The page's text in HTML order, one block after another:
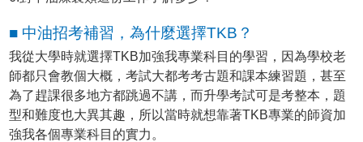
■ 中油招考補習，為什麼選擇TKB？
我從大學時就選擇TKB加強我專業科目的學習，因為學校老
師都只會教個大概，考試大都考考古題和課本練習題，甚至
為了趕課很多地方都跳過不講，而升學考試可是考整本，題
型和難度也大異其趣，所以當時就想靠著TKB專業的師資加
強我各個專業科目的實力。